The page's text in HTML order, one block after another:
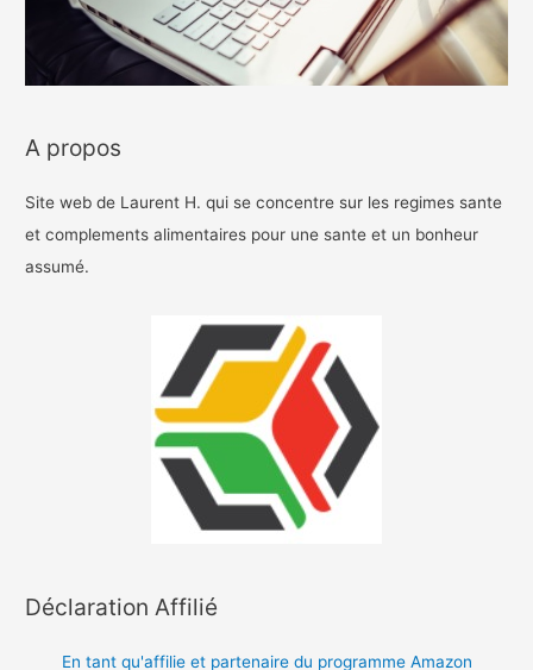
A propos
Site web de Laurent H. qui se concentre sur les regimes sante
et complements alimentaires pour une sante et un bonheur
assumé.
Déclaration Affilié
En tant qu'affilie et partenaire du programme Amazon